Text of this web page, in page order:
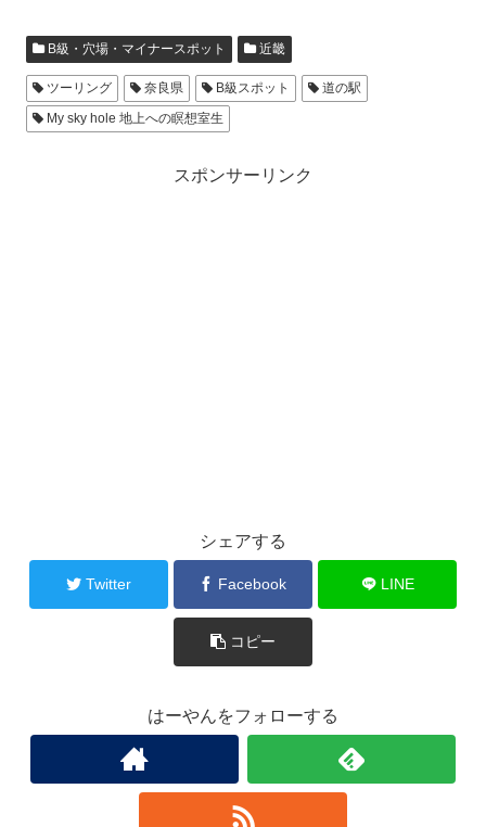
B級・穴場・マイナースポット 近畿
ツーリング 奈良県 B級スポット
道の駅
My sky hole 地上への瞑想室生
スポンサーリンク
シェアする
Twitter Facebook LINE
コピー
はーやんをフォローする